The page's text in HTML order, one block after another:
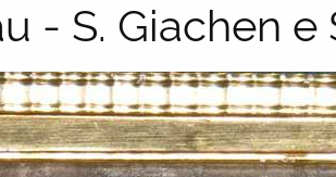
- S. Giachen e